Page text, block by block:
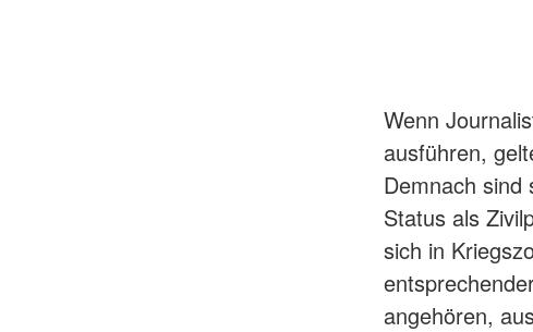
Wenn
ausführen,
Demnach sind
Status als
sich in
angehören,